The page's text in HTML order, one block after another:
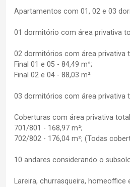
Apartamentos com 01, 02 e 03
01 dormitório com área privativa
02 dormitórios com área privativa
Final 01 e 05 - 84,49 m²;
Final 02 e 04 - 88,03 m²
03 dormitórios com área privativa
Coberturas com área privativa
701/801 - 168,97 m²;
702/802 - 176,04 m²; (Todas
10 andares considerando o
Lareira, churrasqueira, homeoffice